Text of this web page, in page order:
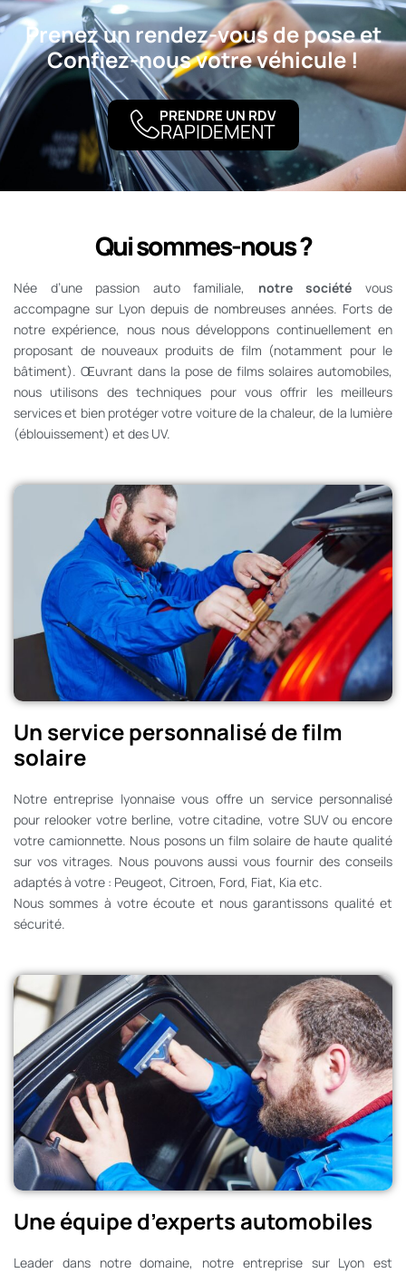
Prenez un rendez-vous de poseet
Confiez-nous votre véhicule !
PRENDRE UN RDV
RAPIDEMENT
Qui sommes-nous ?
Née d’une passion auto familiale, notre société vous
accompagne sur Lyon depuis de nombreuses années. Forts de
notre expérience, nous nous développons continuellement en
proposant de nouveaux produits de film (notamment pour le
bâtiment). Œuvrant dans la pose de films solaires automobiles,
nous utilisons des techniques pour vous offrir les meilleurs
services et bien protéger votre voiture de la chaleur, de la lumière
(éblouissement) et des UV.
Un service personnalisé de film
solaire
Notre entreprise lyonnaise vous offre un service personnalisé
pour relooker votre berline, votre citadine, votre SUV ou encore
votre camionnette. Nous posons un film solaire de haute qualité
sur vos vitrages. Nous pouvons aussi vous fournir des conseils
adaptés à votre : Peugeot, Citroen, Ford, Fiat, Kia etc.
Nous sommes à votre écoute et nous garantissons qualité et
sécurité.
Une équipe d’experts automobiles
Leader dans notre domaine, notre entreprise sur Lyon est